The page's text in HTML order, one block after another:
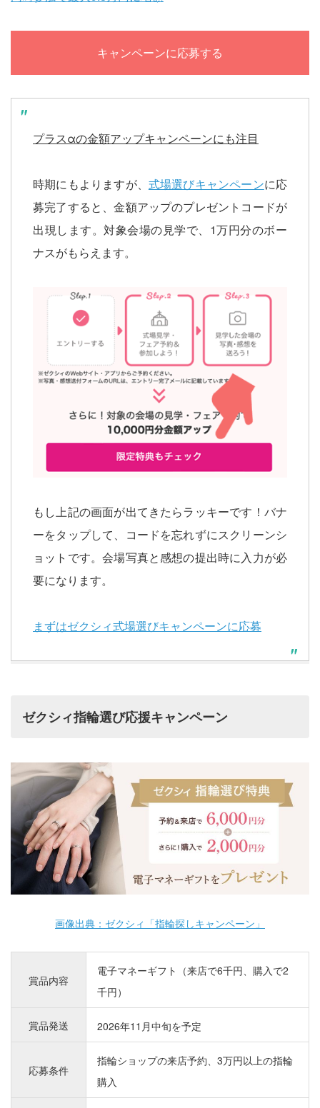
キャンペーンに応募する
プラスαの金額アップキャンペーンにも注目
時期にもよりますが、 式場選びキャンペーンに応
募完了すると、金額アップのプレゼントコードが
出現します。対象会場の見学で、1万円分のボー
ナスがもらえます。
もし上記の画面が出てきたらラッキーです！バナ
ーをタップして、コードを忘れずにスクリーンシ
ョットです。会場写真と感想の提出時に入力が必
要になります。
まずはゼクシィ式場選びキャンペーンに応募
ゼクシィ指輪選び応援キャンペーン
画像出典：ゼクシィ「指輪探しキャンペーン」
賞品内容
電子マネーギフト（来店で6千円、購入で2
千円）
賞品発送 2026年11月中旬を予定
応募条件
指輪ショップの来店予約、3万円以上の指輪
購入